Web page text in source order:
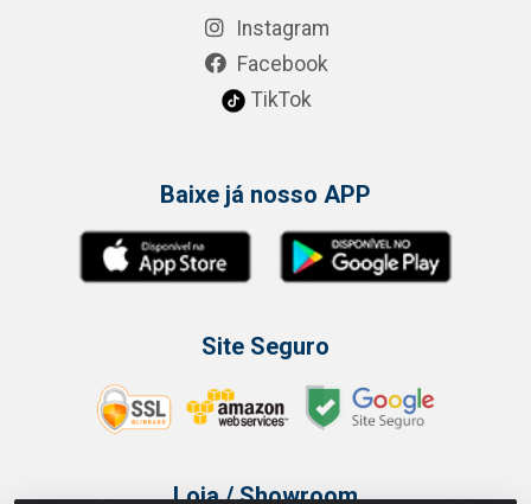
Instagram
Facebook
TikTok
Baixe já nosso APP
Site Seguro
Loja / Showroom